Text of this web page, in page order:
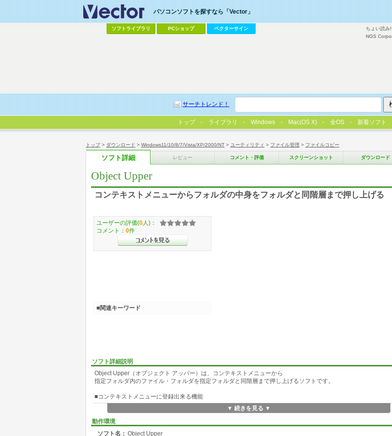
トップ> ダウンロード > Windows11/10/8/7/Vista/XP/2000/NT > ユーティリティ > ファイル管理 > ファイルコピー
ソフト詳細 レビュー コメント・評価 スクリーンショット ダウンロード
Object Upper
コンテキストメニューからフォルダの中身をフォルダと同階層まで押し上げる
ソフト詳細説明
Object Upper（オブジェクト アッパー）は、コンテキストメニューから
指定フォルダ内のファイル・フォルダを指定フォルダと同階層まで押し上げるソフトです。
■コンテキストメニューに登録出来る機能
Object Upper
Object Upper (すべてコピー)
Object Upper (すべて移動)
▼ 続きを見る ▼
動作環境
ソフト名： Object Upper
ユーザーの評価(0 人)：
コメント： 0件
■関連キーワード
ちょい読み!
NGS
パソコンソフトを探すなら「Vector」
ソフトライブラリ PCショップ ベクターサイン
サーチトレンド！
トップ ライブラリ Windows Mac(OS X) 全OS 新着ソフト